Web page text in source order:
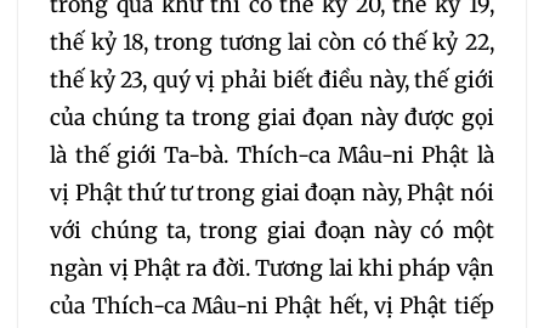
245 246 247
248 249 250
251 252 253
254 255 256
257 258 259
thế kỷ 18, trong tương lai còn có thế kỷ 22,
thế kỷ 23, quý vị phải biết điều này, thế giới
của chúng ta trong giai đọan này được gọi
là thế giới Ta-bà. Thích-ca Mâu-ni Phật là
vị Phật thứ tư trong giai đoạn này, Phật nói
với chúng ta, trong giai đoạn này có một
ngàn vị Phật ra đời. Tương lai khi pháp vận
của Thích-ca Mâu-ni Phật hết, vị Phật tiếp